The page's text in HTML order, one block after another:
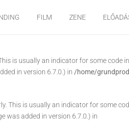
This is usually an indicator for some
is usually an indicator for some code
in version 6.7.0.) in /home/
This is usually an indicator for some
was added in version 6.7.0.) in
FILM ZENE